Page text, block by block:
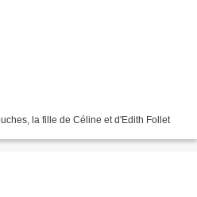
la fille de Céline et d'Edith Follet